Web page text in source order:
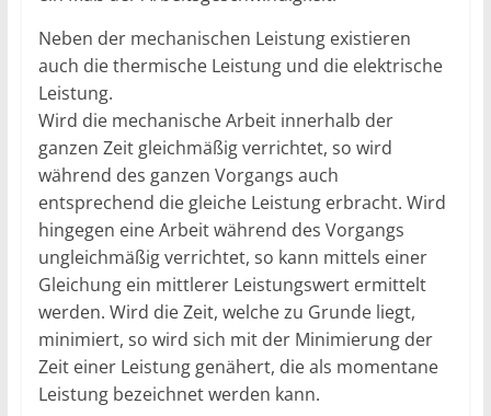
Neben der mechanischen Leistung existieren
auch die thermische Leistung und die elektrische
Leistung.
Wird die mechanische Arbeit innerhalb der
ganzen Zeit gleichmäßig verrichtet, so wird
während des ganzen Vorgangs auch
entsprechend die gleiche Leistung erbracht. Wird
hingegen eine Arbeit während des Vorgangs
ungleichmäßig verrichtet, so kann mittels einer
Gleichung ein mittlerer Leistungswert ermittelt
werden. Wird die Zeit, welche zu Grunde liegt,
minimiert, so wird sich mit der Minimierung der
Zeit einer Leistung genähert, die als momentane
Leistung bezeichnet werden kann.